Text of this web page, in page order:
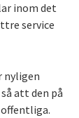
inom det
service
nyligen
att den på